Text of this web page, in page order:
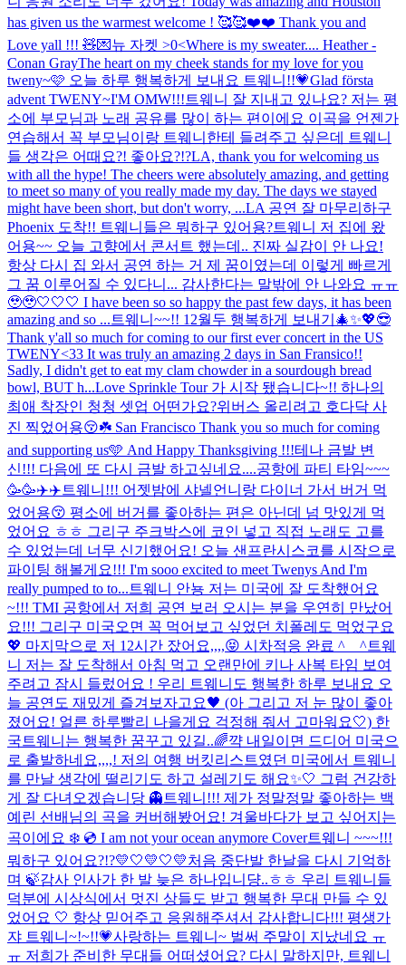
has given us the warmest welcome ! 🥰🥰❤️❤️ Thank you and
Love yall !!! 🧸💌뉴 자켓 >0<Where is my sweater.... Heather -
Conan GrayThe heart on my cheek stands for my love for you
tweny~🩷 오늘 하루 행복하게 보내요 트웨니!!💗Glad första
advent TWENY~I'M OMW!!! 트웨니 잘 지내고 있나요? 저는 평
소에 부모님과 노래 공유를 많이 하는 편이에요 이곡을 언젠가
연습해서 꼭 부모님이랑 트웨니한테 들려주고 싶은데 트웨니
들 생각은 어때요?! 좋아요?!?LA, thank you for welcoming us
with all the hype! The cheers were absolutely amazing, and getting
to meet so many of you really made my day. The days we stayed
might have been short, but don't worry, ...LA 공연 잘 마무리하구
Phoenix 도착!! 트웨니들은 뭐하구 있어용?트웨니 저 집에 왔
어용~~ 오늘 고향에서 콘서트 했는데.. 진짜 실감이 안 나요!
항상 다시 집 와서 공연 하는 거 제 꿈이였는데 이렇게 빠르게
그 꿈 이루어질 수 있다니... 감사한다는 말밖에 안 나와요 ㅠㅠ
🥹🥹🤍🤍🤍 I have been so so happy the past few days, it has been
amazing and so ... 트웨니~~!! 12월두 행복하게 보내기🎄✨💖😎
Thank y'all so much for coming to our first ever concert in the US
TWENY<33 It was truly an amazing 2 days in San Fransico!!
Sadly, I didn't get to eat my clam chowder in a sourdough bread
bowl, BUT h...Love Sprinkle Tour 가 시작 됐습니다~!! 하나의
최애 착장인 청청 셋업 어떤가요?위버스 올리려고 호다닥 사
진 찍었어용😚☘️ San Francisco Thank you so much for coming
and supporting us🩵 And Happy Thanksgiving !!!테나 금발 변
신!!! 다음에 또 다시 금발 하고싶네요....공항에 파티 타임~~~
🥳🥳✈️✈️ 트웨니!!! 어젯밤에 샤넬언니랑 다이너 가서 버거 먹
었어용😚 평소에 버거를 좋아하는 편은 아닌데 넘 맛있게 먹
었어요 ㅎㅎ 그리구 주크박스에 코인 넣고 직접 노래도 고를
수 있었는데 너무 신기했어요! 오늘 샌프란시스코를 시작으로
파이팅 해볼게요!!! I'm sooo excited to meet Twenys And I'm
really pumped to to... 트웨니 안뇽 저는 미국에 잘 도착했어요
~!!! TMI 공항에서 저희 공연 보러 오시는 분을 우연히 만났어
요!!! 그리구 미국오면 꼭 먹어보고 싶었던 치폴레도 먹었구요
💖 마지막으로 저 12시간 잤어요,,,,😝 시차적응 완료 ^__^트웨
니 저는 잘 도착해서 아침 먹고 오랜만에 키나 사복 타임 보여
주려고 잠시 들렀어요 ! 우리 트웨니도 행복한 하루 보내요 오
늘 공연도 재밌게 즐겨보자고요🖤 (아 그리고 저 눈 많이 좋아
졌어요! 얼른 하루빨리 나을게요 걱정해 줘서 고마워요🤍) 한
국트웨니는 행복한 꿈꾸고 있길..🌈꺅 내일이면 드디어 미국으
로 출발하네요,,,,! 저의 여행 버킷리스트였던 미국에서 트웨니
를 만날 생각에 떨리기도 하고 설레기도 해요✨🤍 그럼 건강하
게 잘 다녀오겠습니당 👻 트웨니!!! 제가 정말정말 좋아하는 백
예린 선배님의 곡을 커버해봤어요! 겨울바다가 보고 싶어지는
곡이에요 ❄️ 💿 I am not your ocean anymore Cover트웨니 ~~~!!!
뭐하구 있어요?!?💛🤍💛🤍💛처음 중단발 한날을 다시 기억하
며 🍃감사 인사가 한 발 늦은 하나입니댱..ㅎㅎ 우리 트웨니들
덕분에 시상식에서 멋진 상들도 받고 행복한 무대 만들 수 있
었어요 🤍 항상 믿어주고 응원해주셔서 감사합니다!!! 평생가
쟈 트웨니~!~!!💗사랑하는 트웨니~ 벌써 주말이 지났네요 ㅠ
ㅠ 저희가 준비한 무대들 어떠셨어요? 다시 말하지만, 트웨니